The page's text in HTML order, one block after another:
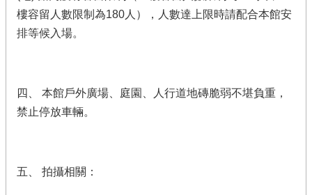
樓容留人數限制為180人），人數達上限時請配合本館安
排等候入場。
四、 本館戶外廣場、庭園、人行道地磚脆弱不堪負重，
禁止停放車輛。
五、 拍攝相關：